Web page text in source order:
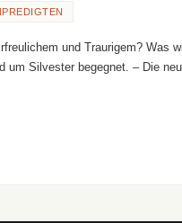
und Traurigem? Was
Silvester begegnet. – Die